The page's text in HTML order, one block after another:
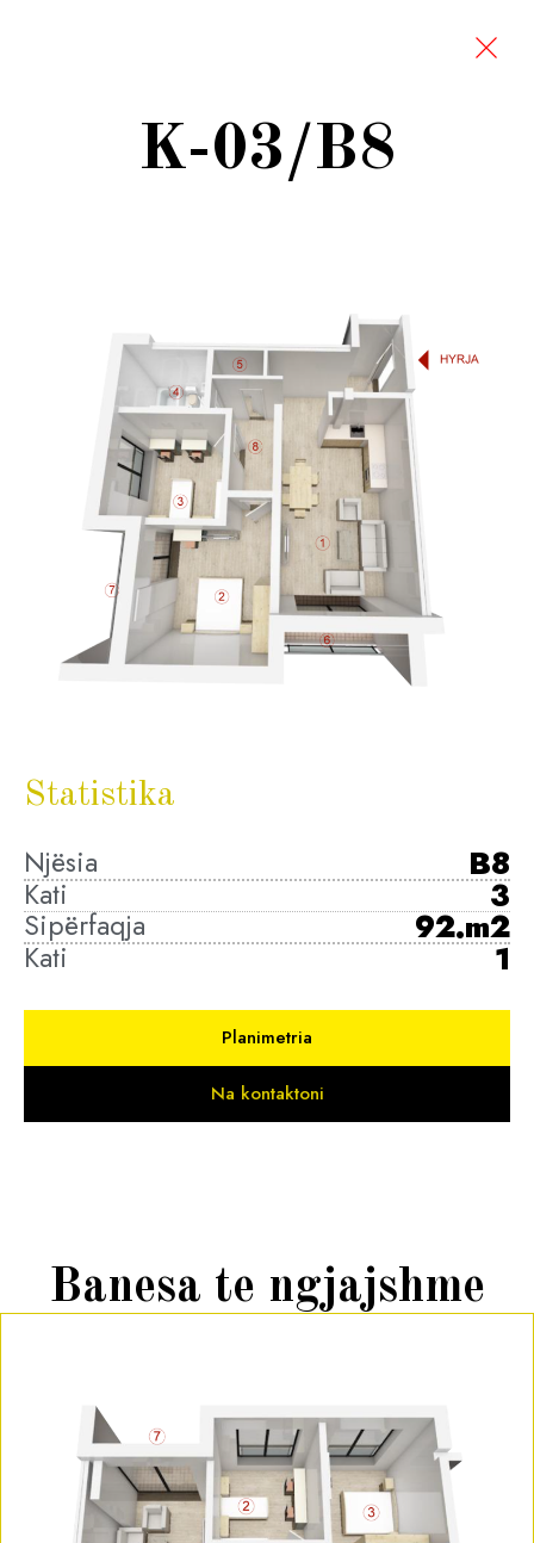
K-03/B8
Statistika
Njësia B8
Kati 3
Sipërfaqja 92.m2
Kati 1
Planimetria
Na kontaktoni
Banesa te ngjajshme